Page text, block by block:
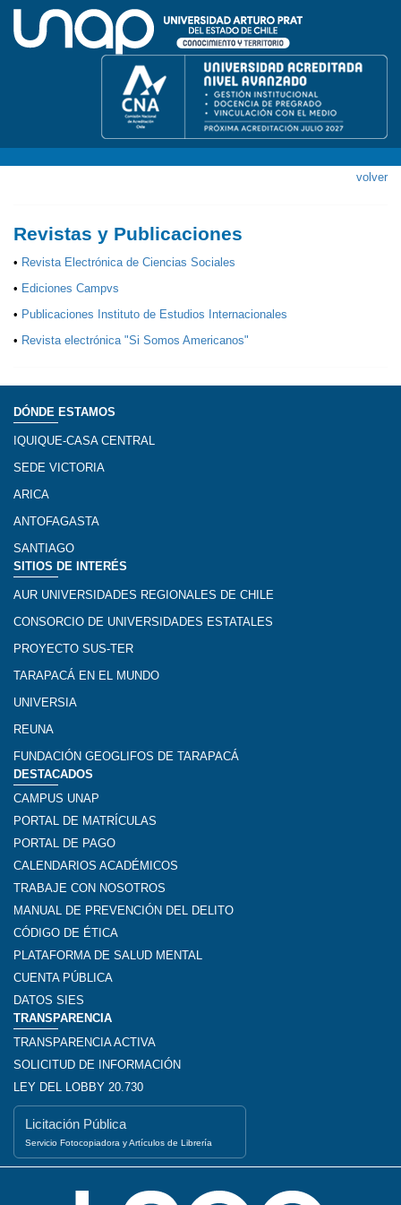
volver
Revistas y Publicaciones
• Revista Electrónica de Ciencias Sociales
• Ediciones Campvs
• Publicaciones Instituto de Estudios Internacionales
• Revista electrónica "Si Somos Americanos"
DÓNDE ESTAMOS
IQUIQUE-CASA CENTRAL
SEDE VICTORIA
ARICA
ANTOFAGASTA
SANTIAGO
SITIOS DE INTERÉS
AUR UNIVERSIDADES REGIONALES DE CHILE
CONSORCIO DE UNIVERSIDADES ESTATALES
PROYECTO SUS-TER
TARAPACÁ EN EL MUNDO
UNIVERSIA
REUNA
FUNDACIÓN GEOGLIFOS DE TARAPACÁ
DESTACADOS
CAMPUS UNAP
PORTAL DE MATRÍCULAS
PORTAL DE PAGO
CALENDARIOS ACADÉMICOS
TRABAJE CON NOSOTROS
MANUAL DE PREVENCIÓN DEL DELITO
CÓDIGO DE ÉTICA
PLATAFORMA DE SALUD MENTAL
CUENTA PÚBLICA
DATOS SIES
TRANSPARENCIA
TRANSPARENCIA ACTIVA
SOLICITUD DE INFORMACIÓN
LEY DEL LOBBY 20.730
Licitación Pública
Servicio Fotocopiadora y Artículos de Librería